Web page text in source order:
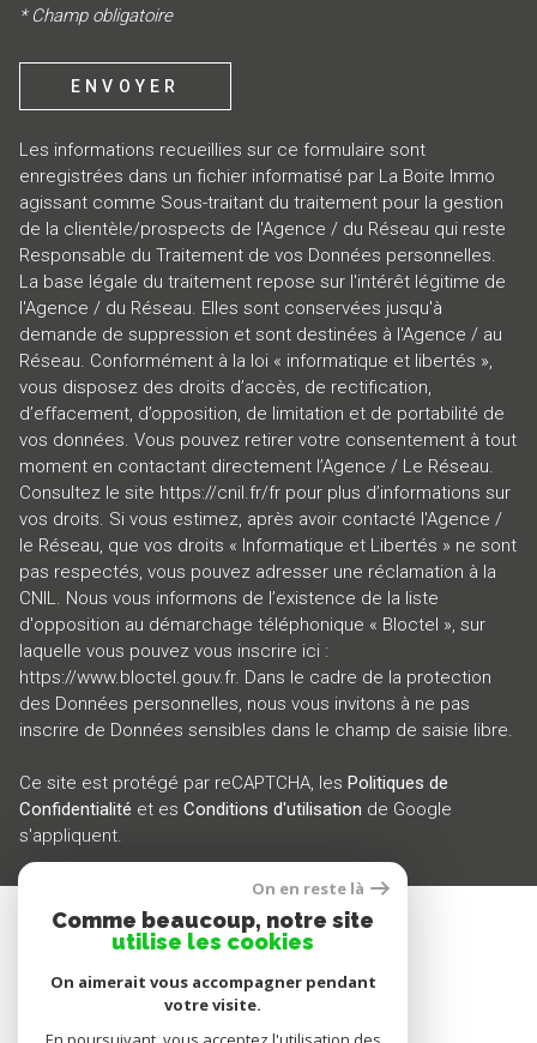
* Champ obligatoire
ENVOYER
Les informations recueillies sur ce formulaire sont
enregistrées dans un fichier informatisé par La Boite Immo
agissant comme Sous-traitant du traitement pour la gestion
de la clientèle/prospects de l'Agence / du Réseau qui reste
Responsable du Traitement de vos Données personnelles.
La base légale du traitement repose sur l'intérêt légitime de
l'Agence / du Réseau. Elles sont conservées jusqu'à
demande de suppression et sont destinées à l'Agence / au
Réseau. Conformément à la loi « informatique et libertés »,
vous disposez des droits d’accès, de rectification,
d’effacement, d’opposition, de limitation et de portabilité de
vos données. Vous pouvez retirer votre consentement à tout
moment en contactant directement l’Agence / Le Réseau.
Consultez le site https://cnil.fr/fr pour plus d’informations sur
vos droits. Si vous estimez, après avoir contacté l'Agence /
le Réseau, que vos droits « Informatique et Libertés » ne sont
pas respectés, vous pouvez adresser une réclamation à la
CNIL. Nous vous informons de l’existence de la liste
d'opposition au démarchage téléphonique « Bloctel », sur
laquelle vous pouvez vous inscrire ici :
https://www.bloctel.gouv.fr. Dans le cadre de la protection
des Données personnelles, nous vous invitons à ne pas
inscrire de Données sensibles dans le champ de saisie libre.
Ce site est protégé par reCAPTCHA, les Politiques de
Confidentialité et es Conditions d'utilisation de Google
s'appliquent.
SE CONNECTER
ESPACE PROPRIÉTAIRE
On en reste là
Comme beaucoup, notre site
utilise les cookies
On aimerait vous accompagner pendant
votre visite.